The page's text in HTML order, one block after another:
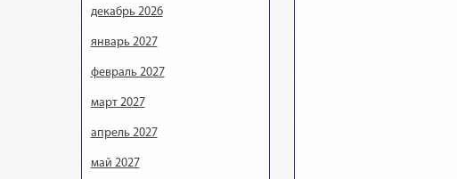
декабрь 2026
январь 2027
февраль 2027
март 2027
апрель 2027
май 2027